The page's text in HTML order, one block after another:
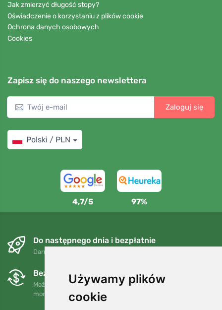
Używamy plików
cookie
Jak zmierzyć długość stopy?
Oświadczenie o korzystaniu z plików cookie
Ochrona danych osobowych
Cookies
Zapisz się do naszego newslettera
Zaloguj się
Polski / PLN
4,7/5 97%
Do następnego dnia i bezpłatnie
Darmowa wysyłka dla zamówień powyżej 250 PLN
Bezpłatne wymiany i zwroty
Możesz zwrócić lub wymienić swoje zamówienie w dowolnym
momencie w ciągu 90 dni.